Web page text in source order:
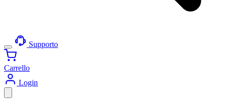
Supporto
Carrello
Login